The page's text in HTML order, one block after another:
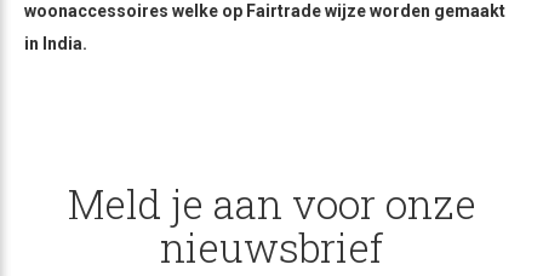
woonaccessoires welke op Fairtrade wijze worden gemaakt
in India.
Meld je aan voor onze
nieuwsbrief